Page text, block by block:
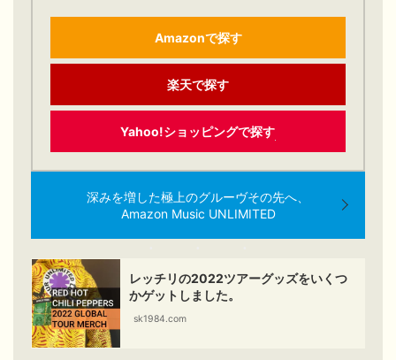
Amazonで探す
楽天で探す
Yahoo!ショッピングで探す
深みを増した極上のグルーヴその先へ、
Amazon Music UNLIMITED
レッチリの2022ツアーグッズをいくつ
かゲットしました。
sk1984.com